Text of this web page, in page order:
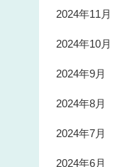
2024年11月
2024年10月
2024年9月
2024年8月
2024年7月
2024年6月